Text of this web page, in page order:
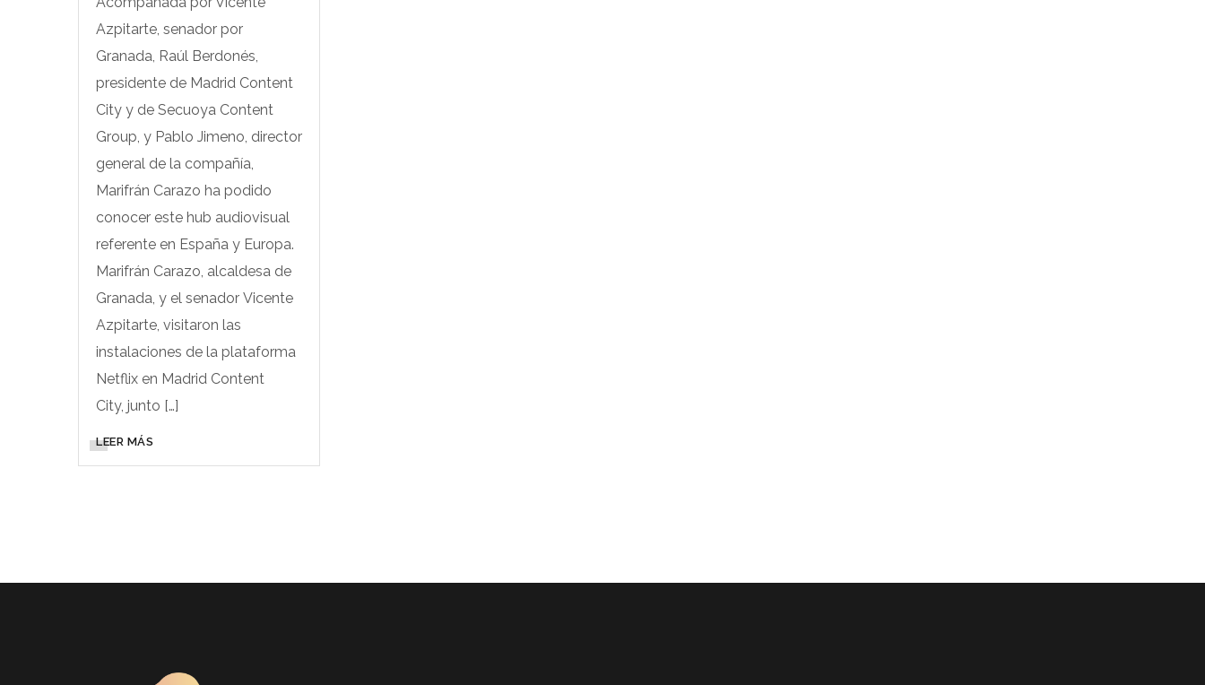
Azpitarte, senador por
Granada, Raúl Berdonés,
presidente de Madrid Content
City y de Secuoya Content
Group, y Pablo Jimeno, director
general de la compañía,
Marifrán Carazo ha podido
conocer este hub audiovisual
referente en España y Europa.
Marifrán Carazo, alcaldesa de
Granada, y el senador Vicente
Azpitarte, visitaron las
instalaciones de la plataforma
Netflix en Madrid Content
City, junto […]
LEER MÁS